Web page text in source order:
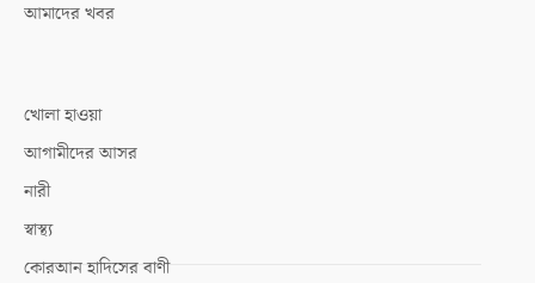
আমাদের খবর
খোলা হাওয়া
আগামীদের আসর
নারী
স্বাস্থ্য
কোরআন হাদিসের বাণী